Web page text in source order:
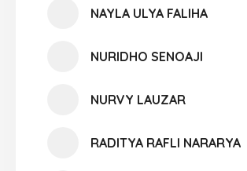
NAYLA ULYA FALIHA
NURIDHO SENOAJI
NURVY LAUZAR
RADITYA RAFLI NARARYA